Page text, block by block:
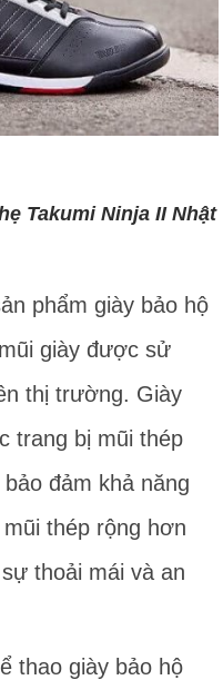
Takumi Ninja II Nhật
phẩm giày bảo hộ
giày được sử
thị trường. Giày
trang bị mũi thép
đảm khả năng
thép rộng hơn
thoải mái và an
thao giày bảo hộ